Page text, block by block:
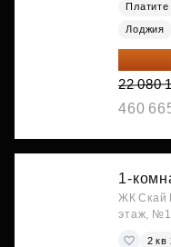
Платите
Лоджия
19
22 080
460
1-
ЖК Скай
этаж,
2 кв